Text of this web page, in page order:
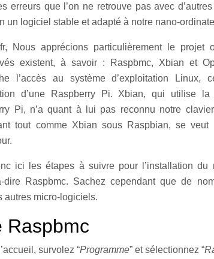
erreurs que l’on ne retrouve pas avec
un logiciel stable et adapté à notre nano-
Nous apprécions particulièrement le projet
existent, à savoir : Raspbmc, Xbian et
l’accès au système d’exploitation
d’une Raspberry Pi. Xbian, qui utilise la
Pi, n’a quant à lui pas reconnu notre
tout comme Xbian sous Raspbian, se
ici les étapes à suivre pour l’installation du
dire Raspbmc. Sachez cependant que de
autres micro-logiciels.
Raspbmc
survolez “Programme” et sélectionnez “